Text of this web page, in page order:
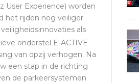
User Experience) worden
het rijden nog veiliger
als
onderstel E-ACTIVE
van opzij verhogen. Na
een stap in de richting
de parkeersystemen